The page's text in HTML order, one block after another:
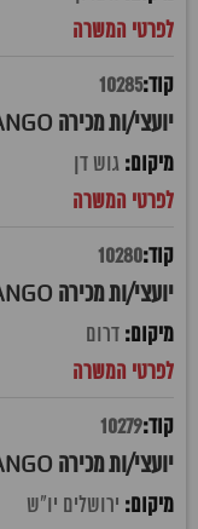
10285
יועצי/ות מכירה MANGO איילון
גוש דן
10280
יועצי/ות מכירה MANGO ביג באר שבע
דרום
10279
יועצי/ות מכירה MANGO מלחה ירושלים
ירושלים יו"ש